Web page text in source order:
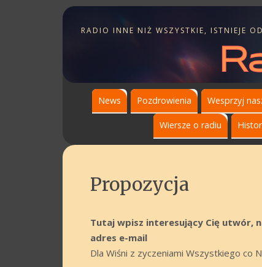
RADIO INNE NIŻ WSZYSTKIE, ISTNIEJE
News Pozdrowienia Wesprzyj
Wiersze o radiu
Propozycja
Tutaj wpisz interesujący Cię utwór,
adres e-mail
Dla Wiśni z zyczeniami Wszystkiego co